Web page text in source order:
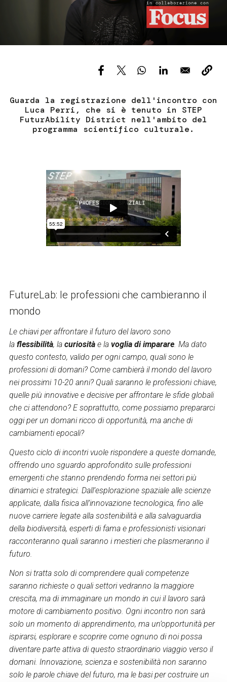
Services and accessibility
Guarda la registrazione dell'incontro con
Luca Perri, che si è tenuto in STEP
FuturAbility District nell'ambito del
programma scientifico culturale.
FutureLab: le professioni che cambieranno il
mondo
Le chiavi per affrontare il futuro del lavoro sono
la flessibilità, la curiositàe la voglia di imparare. Ma dato
questo contesto, valido per ogni campo, quali sono le
professioni di domani? Come cambierà il mondo del lavoro
nei prossimi 10-20 anni? Quali saranno le professioni chiave,
quelle più innovative e decisive per affrontare le sfide globali
che ci attendono? E soprattutto, come possiamo prepararci
oggi per un domani ricco di opportunità, ma anche di
cambiamenti epocali?
Questo ciclo di incontri vuole rispondere a queste domande,
offrendo uno sguardo approfondito sulle professioni
emergenti che stanno prendendo forma nei settori più
dinamici e strategici. Dall’esplorazione spaziale alle scienze
applicate, dalla fisica all’innovazione tecnologica, fino alle
nuove carriere legate alla sostenibilità e alla salvaguardia
della biodiversità, esperti di fama e professionisti visionari
racconteranno quali saranno i mestieri che plasmeranno il
futuro.
Non si tratta solo di comprendere quali competenze
saranno richieste o quali settori vedranno la maggiore
crescita, ma di immaginare un mondo in cui il lavoro sarà
motore di cambiamento positivo. Ogni incontro non sarà
solo un momento di apprendimento, ma un’opportunità per
ispirarsi, esplorare e scoprire come ognuno di noi possa
diventare parte attiva di questo straordinario viaggio verso il
domani. Innovazione, scienza e sostenibilità non saranno
solo le parole chiave del futuro, ma le basi per costruire un